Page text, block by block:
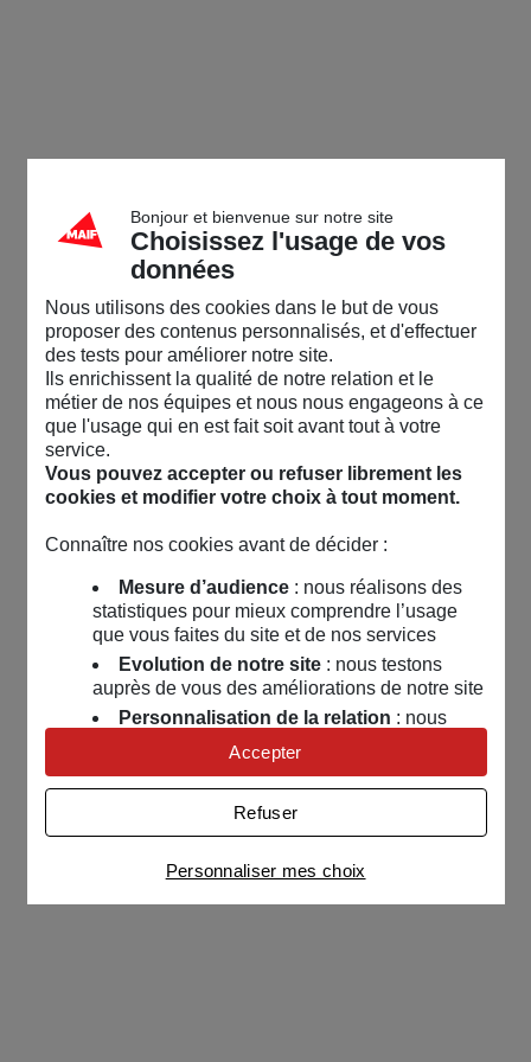
Bonjour et bienvenue sur notre site
Choisissez l'usage de vos
données
Nous utilisons des cookies dans le but de vous
proposer des contenus personnalisés, et d'effectuer
des tests pour améliorer notre site.
Ils enrichissent la qualité de notre relation et le
métier de nos équipes et nous nous engageons à ce
que l'usage qui en est fait soit avant tout à votre
service.
Vous pouvez accepter ou refuser librement les
cookies et modifier votre choix à tout moment.
Connaître nos cookies avant de décider :
Mesure d’audience: nous réalisons des
statistiques pour mieux comprendre l’usage
que vous faites du site et de nos services
Evolution de notre site: nous testons
auprès de vous des améliorations de notre site
Personnalisation de la relation : nous
nous servons de cookies pour adapter nos
contenus et personnaliser nos offres
Univers publicitaire: nous utilisons avec
nos partenaires des cookies pour afficher des
publicités personnalisées
Connaître notre politique cookies et la liste de nos
partenaires
Personnaliser mes choix
Refuser
Accepter